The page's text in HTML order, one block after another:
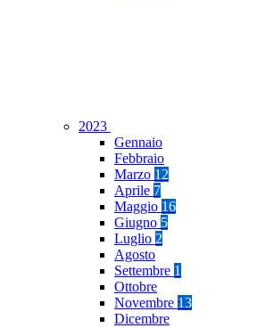
2023
Gennaio
Febbraio
Marzo 12
Aprile 7
Maggio 16
Giugno 5
Luglio 2
Agosto
Settembre 1
Ottobre
Novembre 13
Dicembre